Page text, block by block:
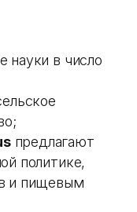
науки в число
предлагают
политике,
и пищевым